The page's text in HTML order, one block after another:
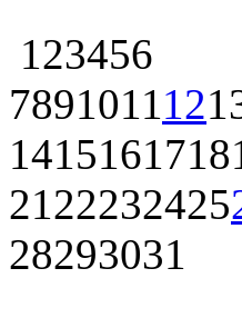
123456
789101112
1415161718
2122232425
28293031